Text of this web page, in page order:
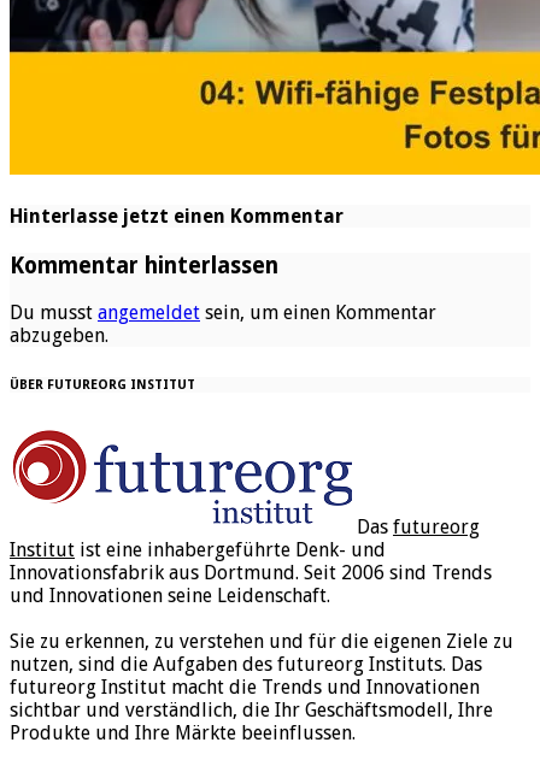
Hinterlasse jetzt einen Kommentar
Kommentar hinterlassen
Du musst angemeldet sein, um einen Kommentar
abzugeben.
ÜBER FUTUREORG INSTITUT
Das futureorg
Institut ist eine inhabergeführte Denk- und
Innovationsfabrik aus Dortmund. Seit 2006 sind Trends
und Innovationen seine Leidenschaft.
Sie zu erkennen, zu verstehen und für die eigenen Ziele zu
nutzen, sind die Aufgaben des futureorg Instituts. Das
futureorg Institut macht die Trends und Innovationen
sichtbar und verständlich, die Ihr Geschäftsmodell, Ihre
Produkte und Ihre Märkte beeinflussen.